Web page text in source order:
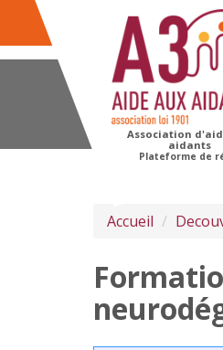
Association
aidants
Plateforme de
Accueil
Panneau de gestion des cookies